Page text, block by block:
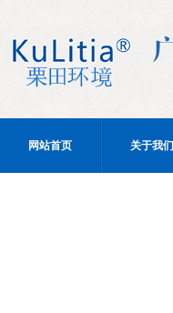
网站首页 关于我们